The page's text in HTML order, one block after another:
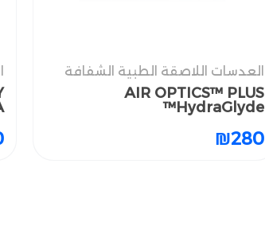
العدسات اللاصقة الطبية الشفافة
AIR OPTICS™ PLUS
HydraGlyde™
₪280
العدسات اللاصقة الطبية الشفافة
AIR OPTICS™ PLUS
HydraGlyde™
₪280